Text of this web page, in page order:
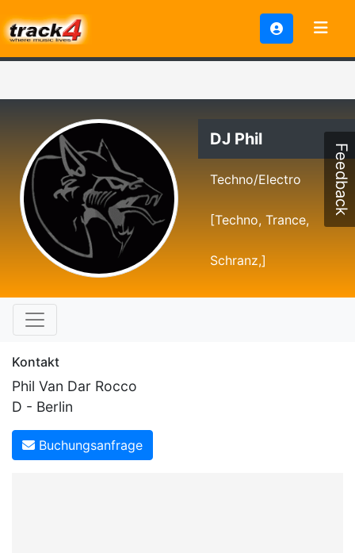
DJ Phil
Techno/Electro
[Techno, Trance,
Schranz,]
Kontakt
Phil Van Dar Rocco
D - Berlin
Buchungsanfrage
Feedback